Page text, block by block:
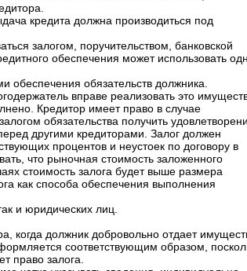
кредита должна производиться под
залогом, поручительством, банковской
обеспечения может использовать
обязательств должника.
вправе реализовать это
Кредитор имеет право в случае
обязательства получить
другими кредиторами. Залог должен
процентов и неустоек по договору в
что рыночная стоимость заложенного
стоимость залога будет выше размера
как способа обеспечения выполнения
и юридических лиц.
когда должник добровольно отдает
соответствующим образом,
право залога.